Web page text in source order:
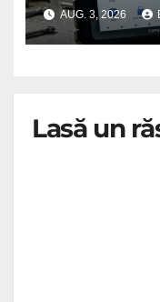
AUG. 3, 2026
Lasă un